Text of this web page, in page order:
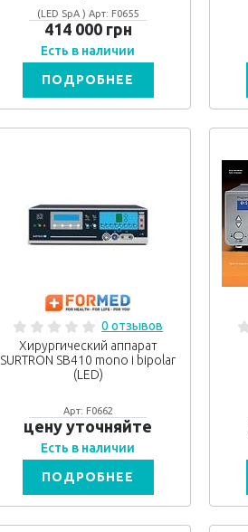
(LED SpA ) Арт: F0655
414 000 грн
Есть в наличии
ПОДРОБНЕЕ
0 отзывов
Хирургический аппарат
SURTRON SB410 mono i bipolar
(LED)
Арт: F0662
цену уточняйте
Есть в наличии
ПОДРОБНЕЕ